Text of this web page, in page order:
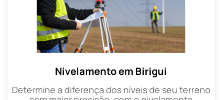
Nivelamento em Birigui
Determine a diferença dos níveis de seu terreno